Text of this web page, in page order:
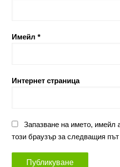
Имейл *
Интернет страница
Запазване на името, имейл
този браузър за следващия път